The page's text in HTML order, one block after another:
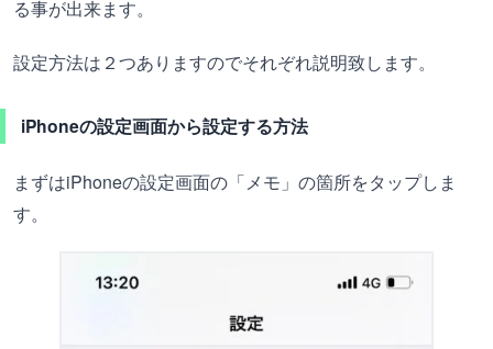
る事が出来ます。
設定方法は２つありますのでそれぞれ説明致します。
iPhoneの設定画面から設定する方法
まずはiPhoneの設定画面の「メモ」の箇所をタップしま
す。